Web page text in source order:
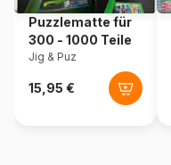
Maße
Puzzlematte für
300 - 1000 Teile
Jig & Puz